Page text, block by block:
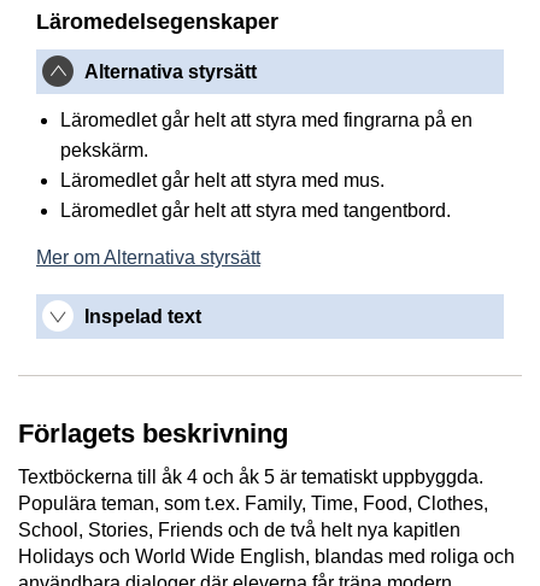
Läromedelsegenskaper
Alternativa styrsätt
Läromedlet går helt att styra med fingrarna på en
pekskärm.
Läromedlet går helt att styra med mus.
Läromedlet går helt att styra med tangentbord.
Mer om Alternativa styrsätt
Inspelad text
Förlagets beskrivning
Textböckerna till åk 4 och åk 5 är tematiskt uppbyggda.
Populära teman, som t.ex. Family, Time, Food, Clothes,
School, Stories, Friends och de två helt nya kapitlen
Holidays och World Wide English, blandas med roliga och